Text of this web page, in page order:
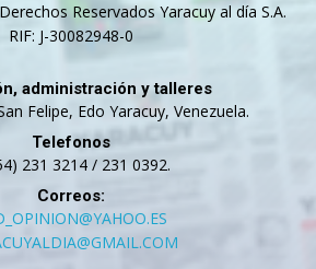
Reservados Yaracuy al día S.A.
RIF: J-30082948-0
administración y talleres
Felipe, Edo Yaracuy, Venezuela.
Telefonos
231 3214 / 231 0392.
Correos: